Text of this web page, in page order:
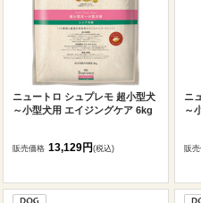
ニュートロ シュプレモ 超小型犬
～小型犬用 エイジングケア 6kg
販売価格 13,129円(税込)
ニ
～
販